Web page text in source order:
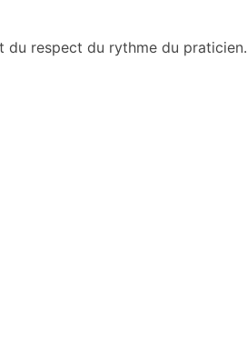
du respect du rythme du praticien.